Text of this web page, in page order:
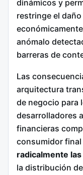
dinámicos y
restringe el
anómalo
barreras de
Las
arquitectura
de negocio para
desarrolladores
financieras
consumidor
radicalmente
la distribución